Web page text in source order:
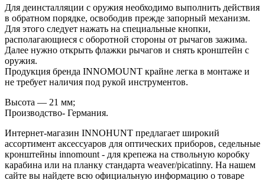
Для деинсталляции с оружия необходимо выполнить действия
в обратном порядке, освободив прежде запорный механизм.
Для этого следует нажать на специальные кнопки,
располагающиеся с оборотной стороны от рычагов зажима.
Далее нужно открыть флажки рычагов и снять кронштейн с
оружия.
Продукция бренда INNOMOUNT крайне легка в монтаже и
не требует наличия под рукой инструментов.
Высота — 21 мм;
Производство- Германия.
Интернет-магазин INNOHUNT предлагает широкий
ассортимент аксессуаров для оптических приборов, седельные
кронштейны innomount - для крепежа на ствольную коробку
карабина или на планку стандарта weaver/picatinny. На нашем
сайте вы найдете всю официальную информацию о товаре